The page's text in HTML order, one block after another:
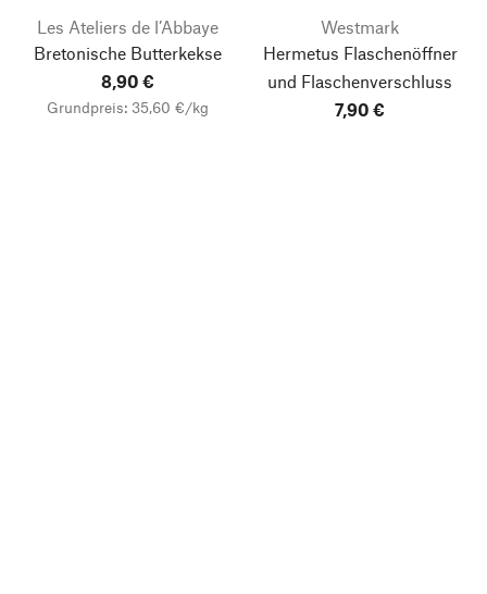
Les Ateliers de l’Abbaye
Bretonische Butterkekse
8,90 €
Grundpreis: 35,60 €/kg
Westmark
Hermetus Flaschenöffner
und Flaschenverschluss
7,90 €